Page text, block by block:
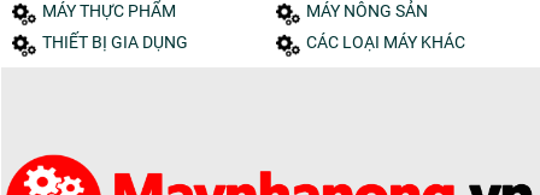
MÁY THỰC PHẨM
MÁY NÔNG SẢN
THIẾT BỊ GIA DỤNG
CÁC LOẠI MÁY KHÁC